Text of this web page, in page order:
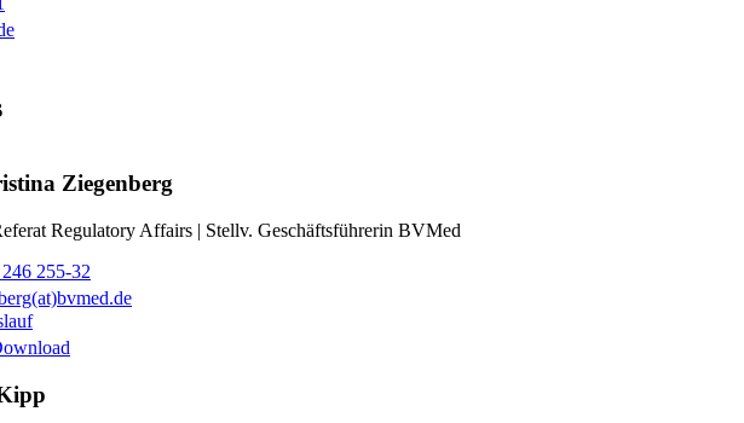
Ziegenberg
Regulatory Affairs | Stellv. Geschäftsführerin BVMed
255-32